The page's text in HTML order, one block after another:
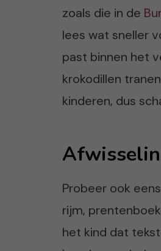
zoals die in de
lees wat sneller
past binnen het
krokodillen
kinderen, dus
Probeer ook
rijm,
het kind dat